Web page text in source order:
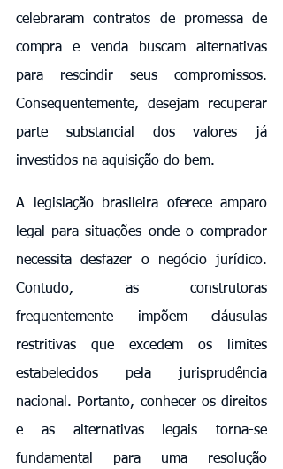
celebraram contratos de promessa de
compra e venda buscam alternativas
para rescindir seus compromissos.
Consequentemente, desejam recuperar
parte substancial dos valores já
investidos na aquisição do bem.
A legislação brasileira oferece amparo
legal para situações onde o comprador
necessita desfazer o negócio jurídico.
Contudo, as construtoras
frequentemente impõem cláusulas
restritivas que excedem os limites
estabelecidos pela jurisprudência
nacional. Portanto, conhecer os direitos
e as alternativas legais torna-se
fundamental para uma resolução